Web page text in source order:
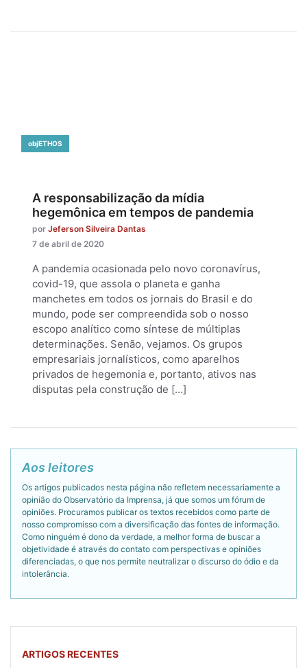
objETHOS
A responsabilização da mídia
hegemônica em tempos de pandemia
por Jeferson Silveira Dantas
7 de abril de 2020
A pandemia ocasionada pelo novo coronavírus,
covid-19, que assola o planeta e ganha
manchetes em todos os jornais do Brasil e do
mundo, pode ser compreendida sob o nosso
escopo analítico como síntese de múltiplas
determinações. Senão, vejamos. Os grupos
empresariais jornalísticos, como aparelhos
privados de hegemonia e, portanto, ativos nas
disputas pela construção de […]
Aos leitores
Os artigos publicados nesta página não refletem necessariamente a
opinião do Observatório da Imprensa, já que somos um fórum de
opiniões. Procuramos publicar os textos recebidos como parte de
nosso compromisso com a diversificação das fontes de informação.
Como ninguém é dono da verdade, a melhor forma de buscar a
objetividade é através do contato com perspectivas e opiniões
diferenciadas, o que nos permite neutralizar o discurso do ódio e da
intolerância.
ARTIGOS RECENTES